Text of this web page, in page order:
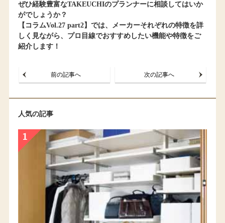
ぜひ経験豊富なTAKEUCHIのプランナーに相談してはいか
がでしょうか？
【コラムVol.27 part2】では、メーカーそれぞれの特徴を詳
しく見ながら、プロ目線でおすすめしたい機能や特徴をご
紹介します！
前の記事へ 次の記事へ
人気の記事